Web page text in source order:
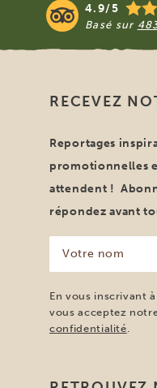
4.9/5
Basé sur
RECEVEZ
Reportages
promotionnelles
attendent !
répondez avant
nom
(Nécessaire)
En vous inscrivant
vous acceptez
confidentialité.